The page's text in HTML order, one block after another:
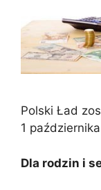
Polski Ład
1
Dla rodzin i